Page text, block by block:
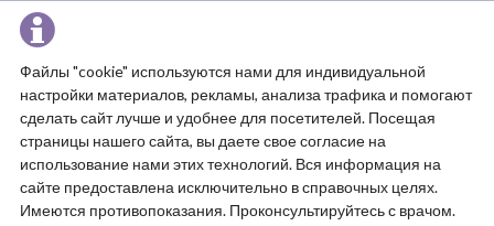
Файлы "cookie" используются нами для индивидуальной
настройки материалов, рекламы, анализа трафика и помогают
сделать сайт лучше и удобнее для посетителей. Посещая
страницы нашего сайта, вы даете свое согласие на
использование нами этих технологий. Вся информация на
сайте предоставлена исключительно в справочных целях.
Имеются противопоказания. Проконсультируйтесь с врачом.